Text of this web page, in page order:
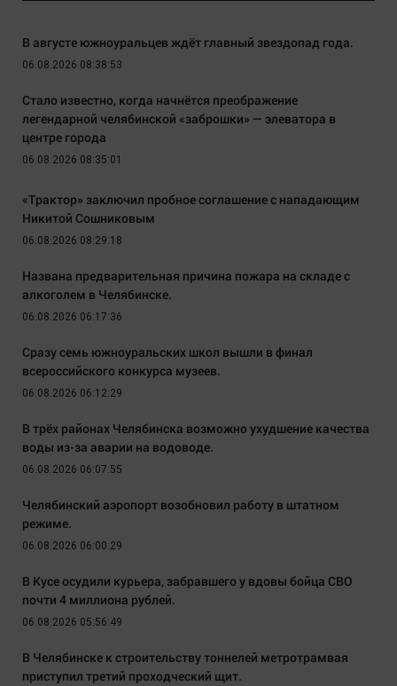
В августе южноуральцев ждёт главный звездопад года.
06.08.2026 08:38:53
Стало известно, когда начнётся преображение
легендарной челябинской «заброшки» — элеватора в
центре города
06.08.2026 08:35:01
«Трактор» заключил пробное соглашение с нападающим
Никитой Сошниковым
06.08.2026 08:29:18
Названа предварительная причина пожара на складе с
алкоголем в Челябинске.
06.08.2026 06:17:36
Сразу семь южноуральских школ вышли в финал
всероссийского конкурса музеев.
06.08.2026 06:12:29
В трёх районах Челябинска возможно ухудшение качества
воды из-за аварии на водоводе.
06.08.2026 06:07:55
Челябинский аэропорт возобновил работу в штатном
режиме.
06.08.2026 06:00:29
В Кусе осудили курьера, забравшего у вдовы бойца СВО
почти 4 миллиона рублей.
06.08.2026 05:56:49
В Челябинске к строительству тоннелей метротрамвая
приступил третий проходческий щит.